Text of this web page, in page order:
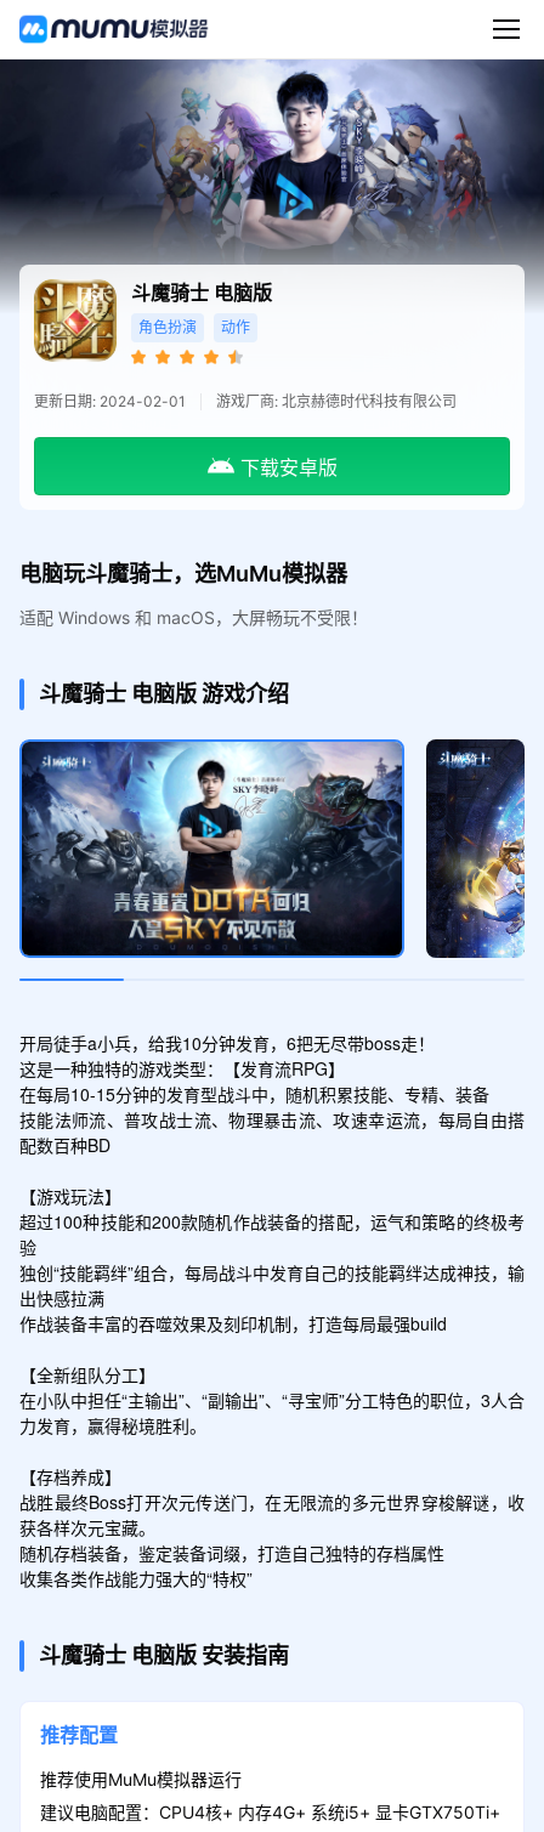
斗魔骑士 电脑版
角色扮演 动作
更新日期: 2024-02-01 游戏厂商: 北京赫德时代科技有限公司
下载安卓版
电脑玩斗魔骑士，选MuMu模拟器
适配 Windows 和 macOS，大屏畅玩不受限！
斗魔骑士 电脑版游戏介绍
开局徒手a小兵，给我10分钟发育，6把无尽带boss走！
这是一种独特的游戏类型：【发育流RPG】
在每局10-15分钟的发育型战斗中，随机积累技能、专精、装备
技能法师流、普攻战士流、物理暴击流、攻速幸运流，每局自由搭
配数百种BD
【游戏玩法】
超过100种技能和200款随机作战装备的搭配，运气和策略的终极考
验
独创“技能羁绊”组合，每局战斗中发育自己的技能羁绊达成神技，输
出快感拉满
作战装备丰富的吞噬效果及刻印机制，打造每局最强build
【全新组队分工】
在小队中担任“主输出”、“副输出”、“寻宝师”分工特色的职位，3人合
力发育，赢得秘境胜利。
【存档养成】
战胜最终Boss打开次元传送门，在无限流的多元世界穿梭解谜，收
获各样次元宝藏。
随机存档装备，鉴定装备词缀，打造自己独特的存档属性
收集各类作战能力强大的“特权”
斗魔骑士 电脑版 安装指南
推荐配置
推荐使用MuMu模拟器运行
建议电脑配置：CPU4核+ 内存4G+ 系统i5+ 显卡GTX750Ti+